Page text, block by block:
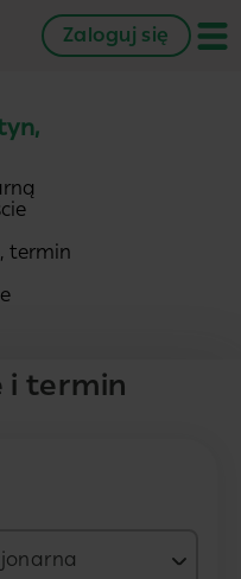
Zaloguj się
termin
i termin